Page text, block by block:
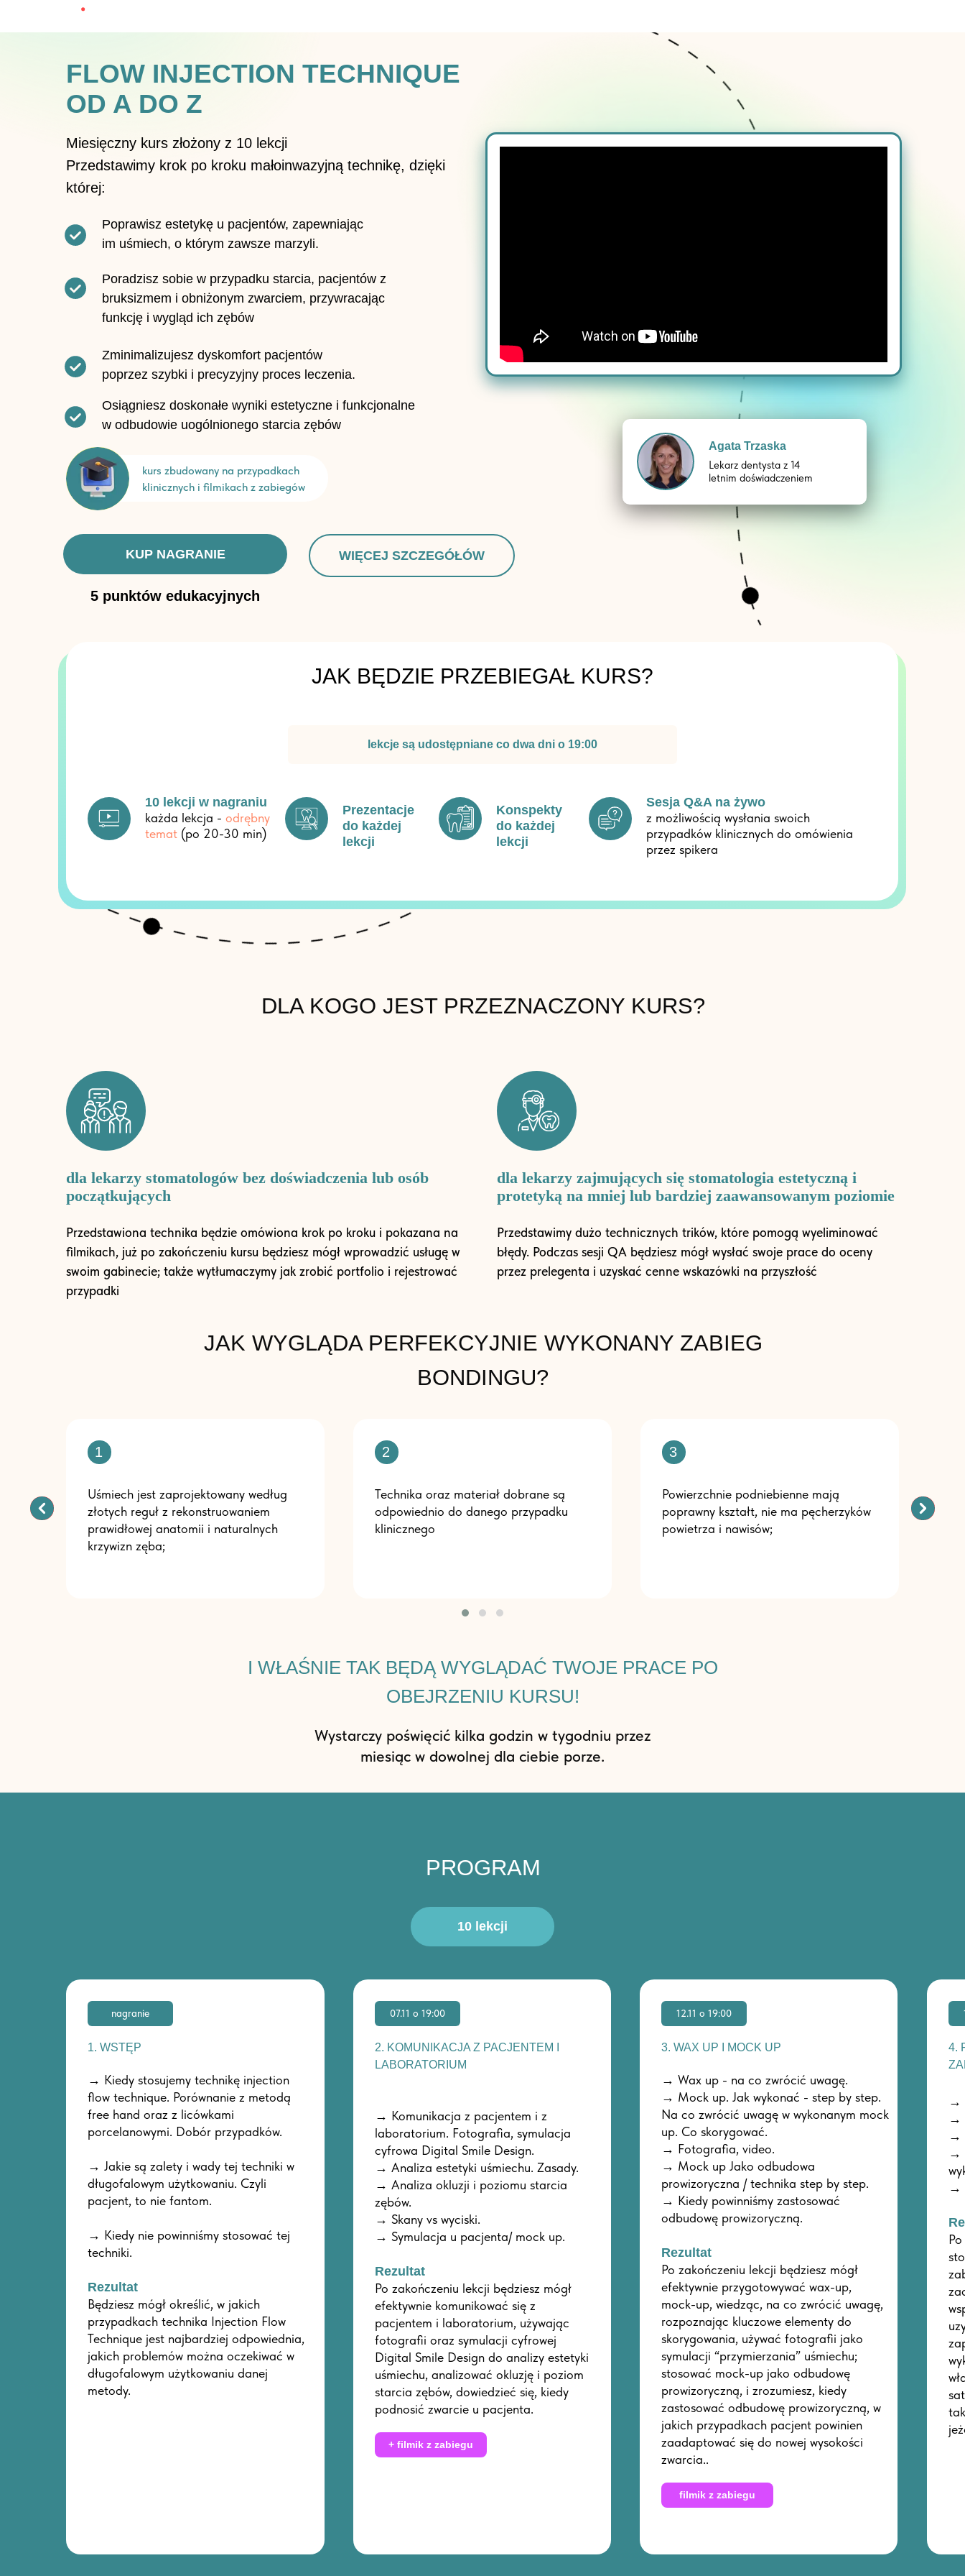
KUP NAGRANIE WIĘCEJ SZCZEGÓŁÓW
Agata Trzaska
Lekarz dentysta z 14
letnim doświadczeniem
FLOW INJECTION TECHNIQUE
OD A DO Z
Miesięczny kurs złożony z 10 lekcji
Przedstawimy krok po kroku małoinwazyjną technikę, dzięki
której:
Poprawisz estetykę u pacjentów, zapewniając
im uśmiech, o którym zawsze marzyli.
Poradzisz sobie w przypadku starcia, pacjentów z
bruksizmem i obniżonym zwarciem, przywracając
funkcję i wygląd ich zębów
Zminimalizujesz dyskomfort pacjentów
poprzez szybki i precyzyjny proces leczenia.
5 punktów edukacyjnych
JAK BĘDZIE PRZEBIEGAŁ KURS?
lekcje są udostępniane co dwa dni o 19:00
10 lekcji w nagraniu
każda lekcja - odrębny
temat (po 20-30 min)
Prezentacje
do każdej
lekcji
Konspekty
do każdej
lekcji
kurs zbudowany na przypadkach
klinicznych i filmikach z zabiegów
Sesja Q&A na żywo
z możliwością wysłania swoich
przypadków klinicznych do omówienia
przez spikera
Osiągniesz doskonałe wyniki estetyczne i funkcjonalne
w odbudowie uogólnionego starcia zębów
DLA KOGO JEST PRZEZNACZONY KURS?
dla lekarzy stomatologów bez doświadczenia lub osób
początkujących
Przedstawiona technika będzie omówiona krok po kroku i pokazana na
filmikach, już po zakończeniu kursu będziesz mógł wprowadzić usługę w
swoim gabinecie; także wytłumaczymy jak zrobić portfolio i rejestrować
przypadki
dla lekarzy zajmujących się stomatologia estetyczną i
protetyką na mniej lub bardziej zaawansowanym poziomie
Przedstawimy dużo technicznych trików, które pomogą wyeliminować
błędy. Podczas sesji QA będziesz mógł wysłać swoje prace do oceny
przez prelegenta i uzyskać cenne wskazówki na przyszłość
JAK WYGLĄDA PERFEKCYJNIE WYKONANY ZABIEG
BONDINGU?
Uśmiech jest zaprojektowany według
złotych reguł z rekonstruowaniem
prawidłowej anatomii i naturalnych
krzywizn zęba;
1
Technika oraz materiał dobrane są
odpowiednio do danego przypadku
klinicznego
2
Powierzchnie podniebienne mają
poprawny kształt, nie ma pęcherzyków
powietrza i nawisów;
3
I WŁAŚNIE TAK BĘDĄ WYGLĄDAĆ TWOJE PRACE PO
OBEJRZENIU KURSU!
Wystarczy poświęcić kilka godzin w tygodniu przez
miesiąc w dowolnej dla ciebie porze.
PROGRAM
10 lekcji
→ Kiedy stosujemy technikę injection
flow technique. Porównanie z metodą
free hand oraz z licówkami
porcelanowymi. Dobór przypadków.
→ Jakie są zalety i wady tej techniki w
długofalowym użytkowaniu. Czyli
pacjent, to nie fantom.
→ Kiedy nie powinniśmy stosować tej
techniki.
Rezultat
Będziesz mógł określić, w jakich
przypadkach technika Injection Flow
Technique jest najbardziej odpowiednia,
jakich problemów można oczekiwać w
długofalowym użytkowaniu danej
metody.
1. WSTĘP
nagranie
→ Komunikacja z pacjentem i z
laboratorium. Fotografia, symulacja
cyfrowa Digital Smile Design.
→ Analiza estetyki uśmiechu. Zasady.
→ Analiza okluzji i poziomu starcia
zębów.
→ Skany vs wyciski.
→ Symulacja u pacjenta/ mock up.
Rezultat
Po zakończeniu lekcji będziesz mógł
efektywnie komunikować się z
pacjentem i laboratorium, używając
fotografii oraz symulacji cyfrowej
Digital Smile Design do analizy estetyki
uśmiechu, analizować okluzję i poziom
starcia zębów, dowiedzieć się, kiedy
podnosić zwarcie u pacjenta.
2. KOMUNIKACJA Z PACJENTEM I
LABORATORIUM
07.11 o 19:00
→ Wax up - na co zwrócić uwagę.
→ Mock up. Jak wykonać - step by step.
Na co zwrócić uwagę w wykonanym mock
up. Co skorygować.
→ Fotografia, video.
→ Mock up Jako odbudowa
prowizoryczna / technika step by step.
→ Kiedy powinniśmy zastosować
odbudowę prowizoryczną.
Rezultat
Po zakończeniu lekcji będziesz mógł
efektywnie przygotowywać wax-up,
mock-up, wiedząc, na co zwrócić uwagę,
rozpoznając kluczowe elementy do
skorygowania, używać fotografii jako
symulacji “przymierzania” uśmiechu;
stosować mock-up jako odbudowę
prowizoryczną, i zrozumiesz, kiedy
zastosować odbudowę prowizoryczną, w
jakich przypadkach pacjent powinien
zaadaptować się do nowej wysokości
zwarcia..
3. WAX UP I MOCK UP
12.11 o 19:00
→
→
→
→
→
4.
+ filmik z zabiegu
filmik z zabiegu